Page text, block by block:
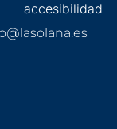
accesibilidad